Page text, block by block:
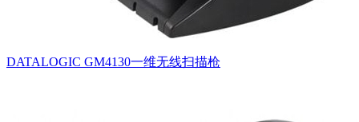
DATALOGIC GM4130一维无线扫描枪